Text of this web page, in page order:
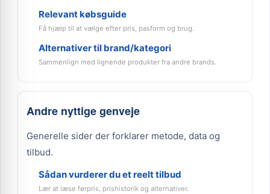
Relevant købsguide
Få hjælp til at vælge efter pris, pasform og brug.
Alternativer til brand/kategori
Sammenlign med lignende produkter fra andre brands.
Andre nyttige genveje
Generelle sider der forklarer metode, data og
tilbud.
Sådan vurderer du et reelt tilbud
Lær at læse førpris, prishistorik og alternativer.